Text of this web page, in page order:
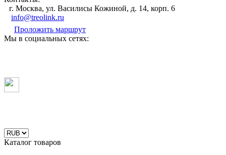
г. Москва, ул. Василисы Кожиной, д. 14, корп. 6
info@treolink.ru
Проложить маршрут
Мы в социальных сетях:
Каталог товаров